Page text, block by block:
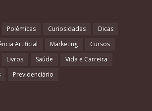
Polêmicas Curiosidades
Dicas
Artificial Marketing
Cursos
Livros Saúde
Vida e Carreira
Previdenciário